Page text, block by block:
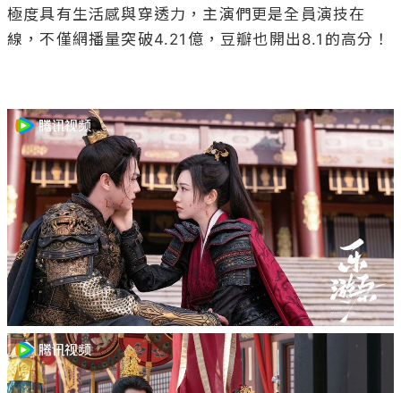
極度具有生活感與穿透力，主演們更是全員演技在
線，不僅網播量突破4.21億，豆瓣也開出8.1的高分！